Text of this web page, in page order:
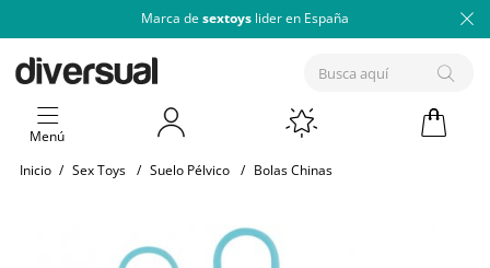
Marca de sextoys lider en España
Menú
Inicio / Sex Toys / Suelo Pélvico / Bolas Chinas